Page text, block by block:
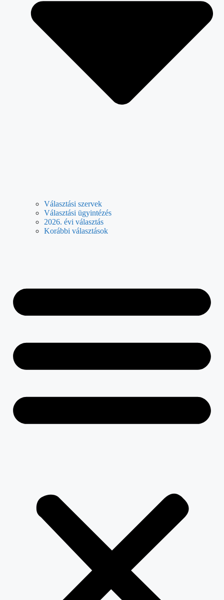
Választási szervek
Választási ügyintézés
2026. évi választás
Korábbi választások